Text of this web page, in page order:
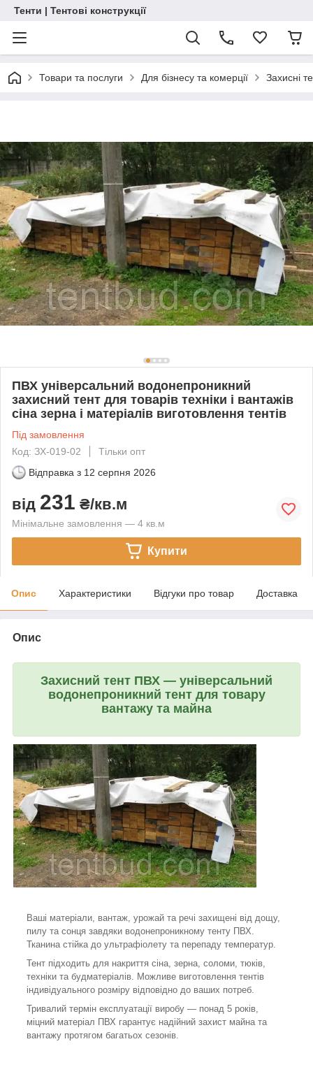
Тенти | Тентові конструкції
Товари та послуги Для бізнесу та комерції Захисні
ПВХ універсальний водонепроникний
захисний тент для товарів техніки і вантажів
сіна зерна і матеріалів виготовлення тентів
Під замовлення
Код: ЗХ-019-02
Тільки опт
Відправка з 12 серпня 2026
від 231 ₴/кв.м
Мінімальне замовлення — 4 кв.м
Купити
Опис Характеристики Відгуки про товар Доставка
Опис
Захисний тент ПВХ — універсальний
водонепроникний тент для товару
вантажу та майна
Ваші матеріали, вантаж, урожай та речі захищені від дощу,
пилу та сонця завдяки водонепроникному тенту ПВХ.
Тканина стійка до ультрафіолету та перепаду температур.
Тент підходить для накриття сіна, зерна, соломи, тюків,
техніки та будматеріалів. Можливе виготовлення тентів
індивідуального розміру відповідно до ваших потреб.
Тривалий термін експлуатації виробу — понад 5 років,
міцний матеріал ПВХ гарантує надійний захист майна та
вантажу протягом багатьох сезонів.